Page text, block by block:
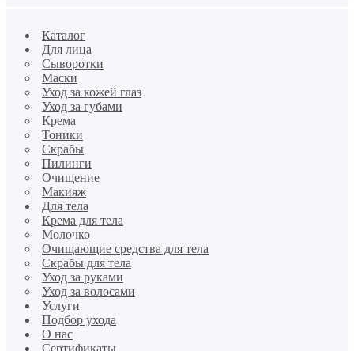
Каталог
Для лица
Сыворотки
Маски
Уход за кожей глаз
Уход за губами
Крема
Тоники
Скрабы
Пилинги
Очищение
Макияж
Для тела
Крема для тела
Молочко
Очищающие средства для тела
Скрабы для тела
Уход за руками
Уход за волосами
Услуги
Подбор ухода
О нас
Сертификаты